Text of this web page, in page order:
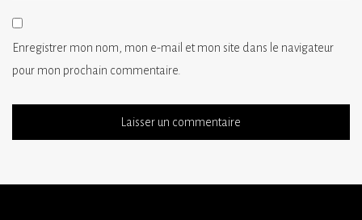
Enregistrer mon nom, mon e-mail et mon site dans le navigateur
pour mon prochain commentaire.